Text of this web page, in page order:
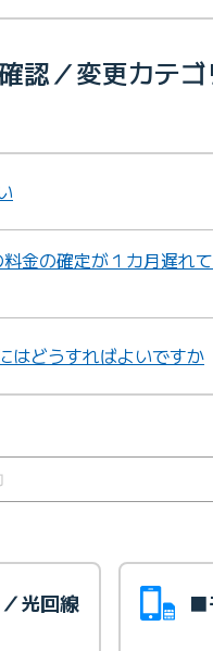
認／変更カテ
金の確定が１カ月遅れ
はどうすればよいですか
光回線 ■